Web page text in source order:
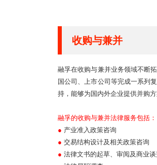
收购与兼并
融孚在收购与兼并业务领域不断
国公司、上市公司等完成一系列
持，能够为国内外企业提供并购
融孚的收购与兼并法律服务包括：
● 产业准入政策咨询
● 交易结构设计及相关政策咨询
● 法律文书的起草、审阅及商业谈